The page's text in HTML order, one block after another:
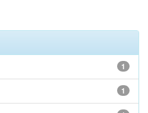
1
1